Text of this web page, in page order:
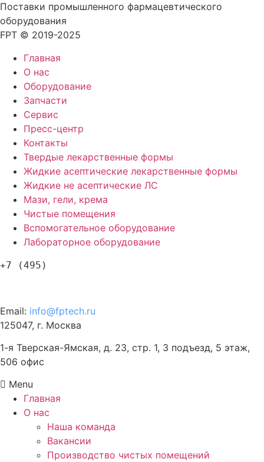
Поставки промышленного фармацевтического
оборудования
FPT © 2019-2025
Главная
О нас
Оборудование
Запчасти
Сервис
Пресс-центр
Контакты
Твердые лекарственные формы
Жидкие асептические лекарственные формы
Жидкие не асептические ЛС
Мази, гели, крема
Чистые помещения
Вспомогательное оборудование
Лабораторное оборудование
+7 (495)
Email: info@fptech.ru
125047, г. Москва
1-я Тверская-Ямская, д. 23, стр. 1, 3 подъезд, 5 этаж,
506 офис
Menu
Главная
О нас
Наша команда
Вакансии
Производство чистых помещений